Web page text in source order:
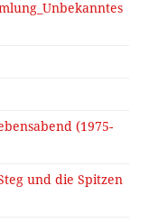
(1975-
und die Spitzen